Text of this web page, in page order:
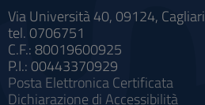
Via Università 40, 09124, Cagliari
tel. 0706751
C.F.: 80019600925
P.I.: 00443370929
Posta Elettronica Certificata
Dichiarazione di Accessibilità